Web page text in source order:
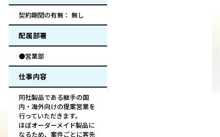
契約期間の有無： 無し
配属部署
●営業部
仕事内容
同社製品である継手の国
内・海外向けの提案営業を
行っていただきます。
ほぼオーダーメイド製品に
なるため、案件ごとに客先